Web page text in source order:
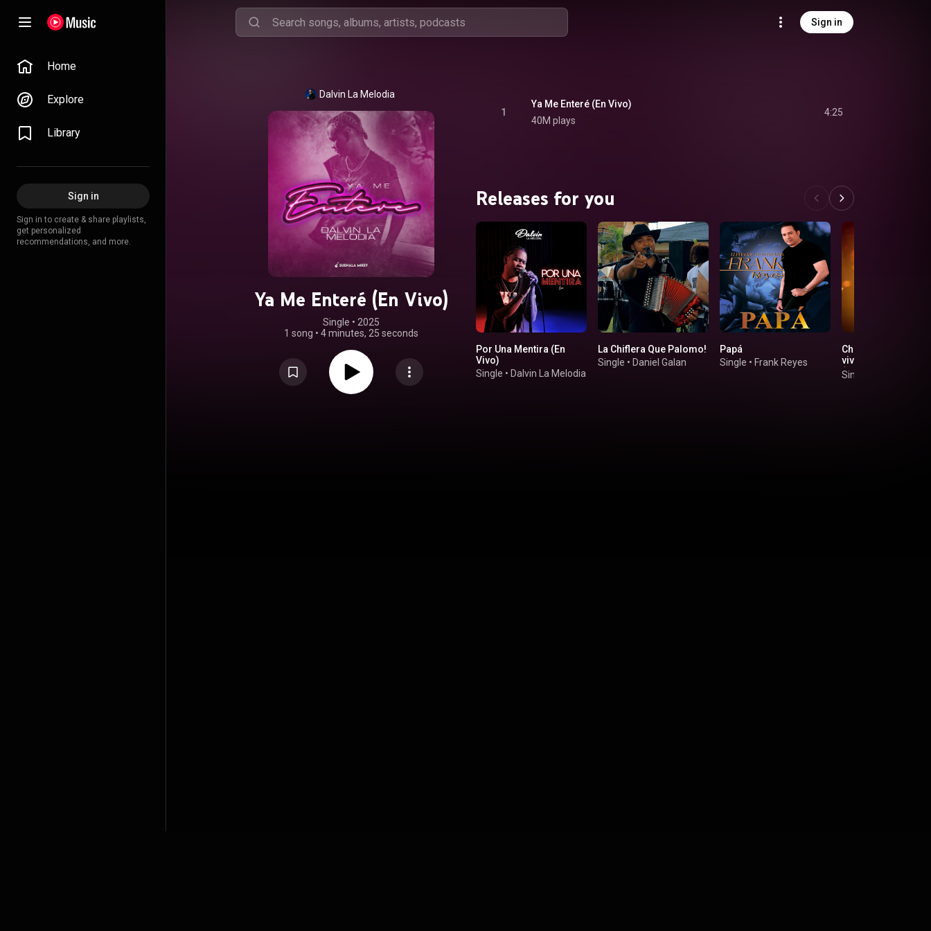
Sign in
Home
Explore
Library
Sign in
Sign in to create & share playlists,
get personalized
recommendations, and more.
Dalvin La Melodia
Ya Me Enteré (En Vivo)
Single • 2025
1 song • 4 minutes, 25 seconds
1
Ya Me Enteré (En Vivo)
40M plays
4:25
Releases for you
Por Una Mentira (En
Vivo)
Single • Dalvin La Melodia
La Chiflera Que Palomo!
Single • Daniel Galan
Papá
Single • Frank Reyes
Chiquilla bonita (En
vivo) Dalvin la
(En vivo)
Single